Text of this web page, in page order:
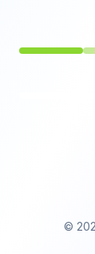
©